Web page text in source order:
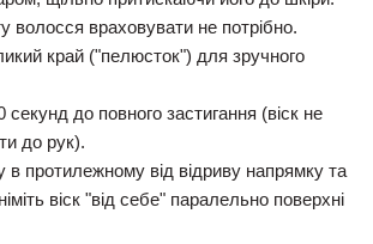
волосся враховувати не потрібно.
край ("пелюсток") для зручного
секунд до повного застигання (віск не
до рук).
в протилежному від відриву напрямку та
віск "від себе" паралельно поверхні